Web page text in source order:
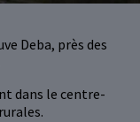
Deba, près des
dans le centre-